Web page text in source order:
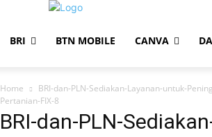
BRI BTN MOBILE CANVA
Home BRI-dan-PLN-Sediakan-Layanan-untuk-
Pertanian-FIX-8
BRI-dan-PLN-